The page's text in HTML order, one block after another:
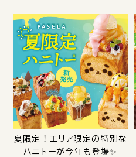
夏限定！エリア限定の特別な
ハニトーが今年も登場✨️